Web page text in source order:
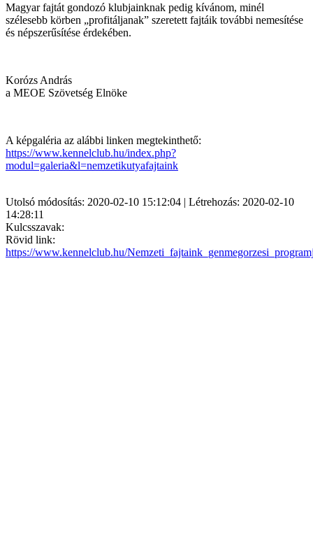
Magyar fajtát gondozó klubjainknak pedig kívánom, minél
szélesebb körben „profitáljanak” szeretett fajtáik további nemesítése
és népszerűsítése érdekében.
Korózs András
a MEOE Szövetség Elnöke
A képgaléria az alábbi linken megtekinthető:
https://www.kennelclub.hu/index.php?
modul=galeria&l=nemzetikutyafajtaink
Utolsó módosítás: 2020-02-10 15:12:04 | Létrehozás: 2020-02-10
14:28:11
Kulcsszavak:
Rövid link:
https://www.kennelclub.hu/